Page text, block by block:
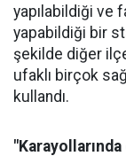
yapılabildiği ve
yapabildiği bir
şekilde diğer
ufaklı birçok
kullandı.
"Karayollarında